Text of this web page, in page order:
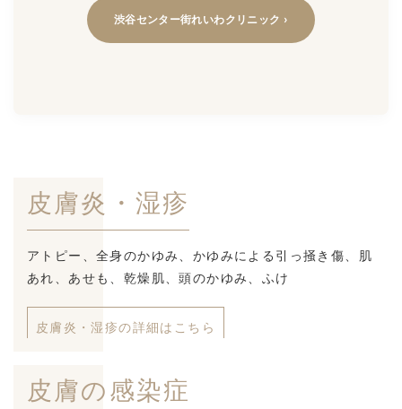
渋谷センター街れいわクリニック ›
皮膚炎・湿疹
アトピー、全身のかゆみ、かゆみによる引っ掻き傷、肌
あれ、あせも、乾燥肌、頭のかゆみ、ふけ
皮膚炎・湿疹の詳細はこちら
皮膚の感染症